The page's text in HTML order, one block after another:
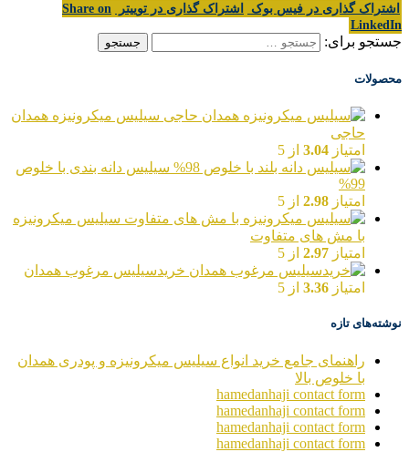
اشتراک گذاری در فیس بوک اشتراک گذاری در توییتر
Share on
LinkedIn
جستجو برای:
محصولات
سیلیس میکرونیزه همدان
حاجی
امتیاز 3.04 از 5
سیلیس دانه بندی با خلوص
99%
امتیاز 2.98 از 5
سیلیس میکرونیزه
با مش های متفاوت
امتیاز 2.97 از 5
خریدسیلیس مرغوب همدان
امتیاز 3.36 از 5
نوشته‌های تازه
راهنمای جامع خرید انواع سیلیس میکرونیزه و پودری همدان
با خلوص بالا
hamedanhaji contact form
hamedanhaji contact form
hamedanhaji contact form
hamedanhaji contact form